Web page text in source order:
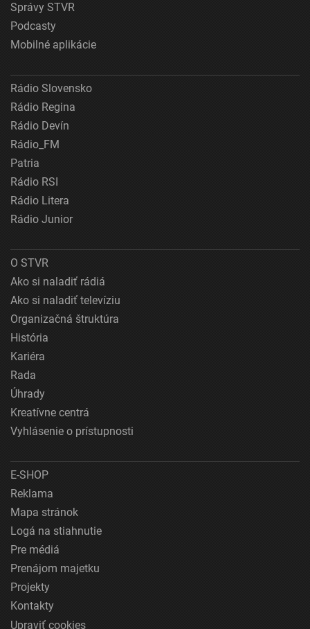
Správy STVR
Podcasty
Mobilné aplikácie
Rádio Slovensko
Rádio Regina
Rádio Devín
Rádio_FM
Patria
Rádio RSI
Rádio Litera
Rádio Junior
O STVR
Ako si naladiť rádiá
Ako si naladiť televíziu
Organizačná štruktúra
História
Kariéra
Rada
Úhrady
Kreatívne centrá
Vyhlásenie o prístupnosti
E-SHOP
Reklama
Mapa stránok
Logá na stiahnutie
Pre médiá
Prenájom majetku
Projekty
Kontakty
Upraviť cookies